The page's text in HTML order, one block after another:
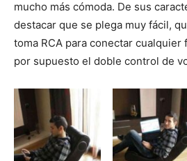
mucho más cómoda. De sus
destacar que se plega muy fácil,
toma RCA para conectar
por supuesto el doble control de